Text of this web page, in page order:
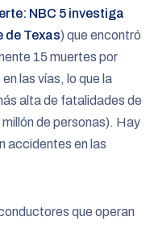
NBC 5 investiga
de Texas) que encontró
15 muertes por
las vías, lo que la
alta de fatalidades de
de personas). Hay
accidentes en las
que operan